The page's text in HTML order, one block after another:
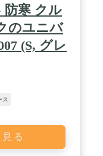
防寒 クル
のユニバ
(S, グレ
ス
る